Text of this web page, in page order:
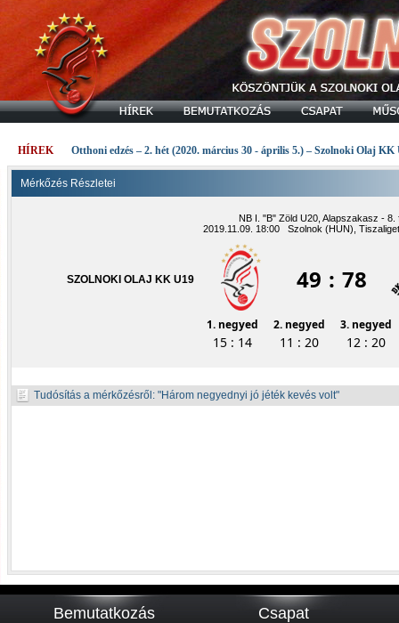
HÍREK Otthoni edzés – 2. hét (2020. március 30 - április 5.) – Szolnoki Olaj KK
Mérkőzés Részletei
NB I. "B" Zöld U20, Alapszakasz - 8.
2019.11.09. 18:00 Szolnok (HUN),
SZOLNOKI OLAJ KK U19 49 : 78
1. negyed 2. negyed 3. negyed
15 : 14 11 : 20 12 : 20
Tudósítás a mérkőzésről: Három negyednyi jó jéték kevés volt
Bemutatkozás Csapat